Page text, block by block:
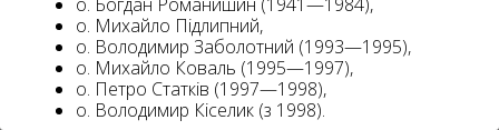
о. Михайло Підлипний,
о. Володимир Заболотний (1993—1995),
о. Михайло Коваль (1995—1997),
о. Петро Статків (1997—1998),
о. Володимир Кіселик (з 1998).